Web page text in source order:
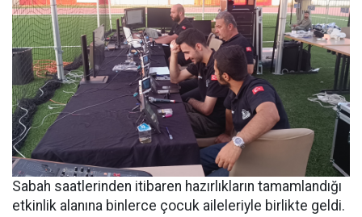
Sabah saatlerinden itibaren hazırlıkların tamamlandığı
etkinlik alanına binlerce çocuk aileleriyle birlikte geldi.